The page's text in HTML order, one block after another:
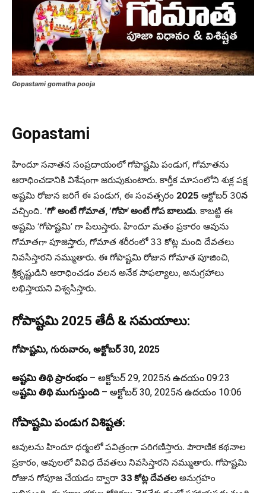
Gopastami gomatha pooja
Gopastami
హిందూ సనాతన సంప్రదాయంలో గోపాష్టమి పండుగ, గోమాతను
ఆరాధించడానికి విశేషంగా జరుపుకుంటారు. కార్తీక మాసంలోని శుక్ల పక్ష
అష్టమి రోజున జరిగే ఈ పండుగ, ఈ సంవత్సరం 2025 అక్టోబర్ 30న
వచ్చింది. ‘గో’ అంటే గోమాత, ‘గోపా’ అంటే గోప బాలుడు. కాబట్టి ఈ
అష్టమి ‘గోపాష్టమి’ గా పిలుస్తారు. హిందూ మతం ప్రకారం ఆవును
గోమాతగా పూజిస్తారు, గోమాత శరీరంలో 33 కోట్ల మంది దేవతలు
నివసిస్తారని నమ్ముతారు. ఈ గోపాష్టమి రోజున గోమాత పూజించి,
శ్రీకృష్ణుడిని ఆరాధించడం వలన అనేక సాఫల్యాలు, అనుగ్రహాలు
లభిస్తాయని విశ్వసిస్తారు.
గోపాష్టమి 2025 తేదీ & సమయాలు:
గోపాష్టమి, గురువారం, అక్టోబర్ 30, 2025
అష్టమి తిథి ప్రారంభం– అక్టోబర్ 29, 2025న ఉదయం 09:23
అష్టమి తిథి ముగుస్తుంది– అక్టోబర్ 30, 2025న ఉదయం 10:06
గోపాష్టమి పండుగ విశిష్టత:
ఆవులను హిందూ ధర్మంలో పవిత్రంగా పరిగణిస్తారు. పౌరాణిక కథనాల
ప్రకారం, ఆవులలో వివిధ దేవతలు నివసిస్తారని నమ్ముతారు. గోపాష్టమి
రోజున గోపూజ చేయడం ద్వారా 33 కోట్ల దేవతల అనుగ్రహం